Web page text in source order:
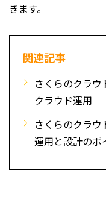
きます。
関連記事
さくらのクラ
クラウド運用
さくらのクラ
運用と設計のポ